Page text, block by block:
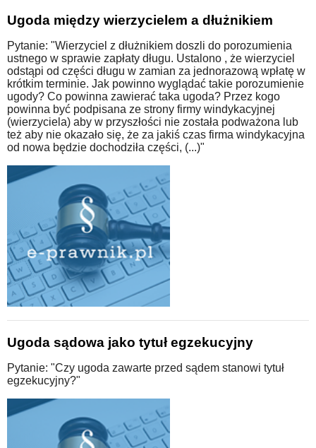
Ugoda między wierzycielem a dłużnikiem
Pytanie: "Wierzyciel z dłużnikiem doszli do porozumienia
ustnego w sprawie zapłaty długu. Ustalono , że wierzyciel
odstąpi od części długu w zamian za jednorazową wpłatę w
krótkim terminie. Jak powinno wyglądać takie porozumienie
ugody? Co powinna zawierać taka ugoda? Przez kogo
powinna być podpisana ze strony firmy windykacyjnej
(wierzyciela) aby w przyszłości nie została podważona lub
też aby nie okazało się, że za jakiś czas firma windykacyjna
od nowa będzie dochodziła części, (...)"
Ugoda sądowa jako tytuł egzekucyjny
Pytanie: "Czy ugoda zawarte przed sądem stanowi tytuł
egzekucyjny?"